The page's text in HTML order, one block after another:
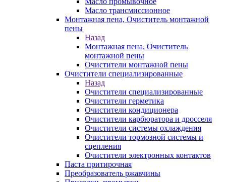
Масло трансмиссионное
Монтажная пена, Очиститель монтажной
пены
Назад
Монтажная пена, Очиститель
монтажной пены
Очистители монтажной пены
Очистители специализированные
Назад
Очистители специализированные
Очистители герметика
Очистители кондиционера
Очистители карбюратора и дросселя
Очистители системы охлаждения
Очистители тормозной системы и
сцепления
Очистители электронных контактов
Паста притирочная
Преобразователь ржавчины